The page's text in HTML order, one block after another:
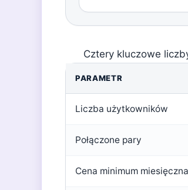
Cztery kluczowe
PARAMETR
Liczba użytkowników
Połączone pary
Cena minimum miesięczna